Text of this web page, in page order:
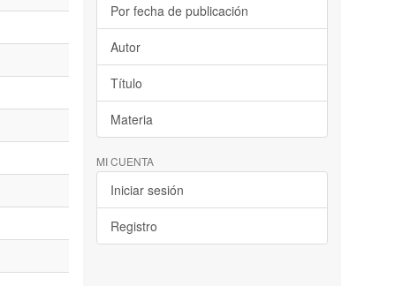
Por fecha de publicación
Autor
Título
Materia
MI CUENTA
Iniciar sesión
Registro